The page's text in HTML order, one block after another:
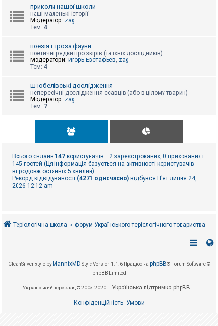
приколи нашої школи
наші маленькі історії
Модератор: zag
Тем: 4
поезія і проза фауни
поетичні рядки про звірів (та їхніх дослідників)
Модератори: Игорь Евстафьев, zag
Тем: 4
шнобелівські дослідження
непересічні дослідження ссавців (або в цілому тварин)
Модератор: zag
Тем: 7
Всього онлайн 147 користувачів :: 2 зареєстрованих, 0 прихованих і
145 гостей (Ця інформація базується на активності користувачів
впродовж останніх 5 хвилин)
Рекорд відвідуваності (4271 одночасно) відбувся П'ят липня 24,
2026 12:12 am
Теріологічна школа форум Українського теріологічного товариства
CleanSilver style by MannixMD Style Version 1.1.6 Працює на phpBB® Forum Software ©
phpBB Limited
Український переклад © 2005-2020 Українська підтримка phpBB
Конфіденційність| Умови